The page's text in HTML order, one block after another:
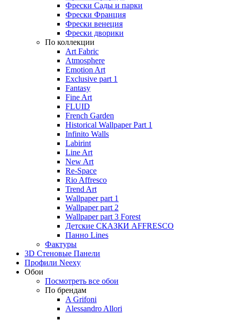
Фрески Сады и парки
Фрески Франция
Фрески венеция
Фрески дворики
По коллекции
Art Fabric
Atmosphere
Emotion Art
Exclusive part 1
Fantasy
Fine Art
FLUID
French Garden
Historical Wallpaper Part 1
Infinito Walls
Labirint
Line Art
New Art
Re-Space
Rio Affresco
Trend Art
Wallpaper part 1
Wallpaper part 2
Wallpaper part 3 Forest
Детские СКАЗКИ AFFRESCO
Панно Lines
Фактуры
3D Стеновые Панели
Профили Neexy
Обои
Посмотреть все обои
По брендам
A Grifoni
Alessandro Allori